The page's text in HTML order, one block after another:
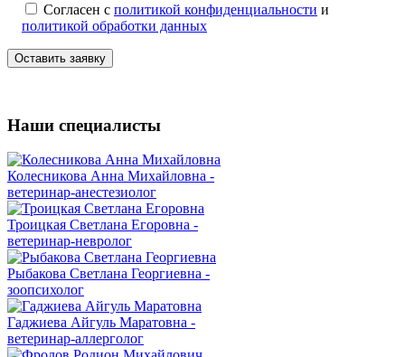
Согласен с политикой конфиденциальности и
политикой обработки данных
Наши специалисты
Колесникова Анна Михайловна -
ветеринар-анестезиолог
Троицкая Светлана Егоровна -
ветеринар-невролог
Рыбакова Светлана Георгиевна -
зоопсихолог
Гаджиева Айгуль Маратовна -
ветеринар-аллерголог